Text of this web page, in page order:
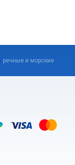
речные и морские